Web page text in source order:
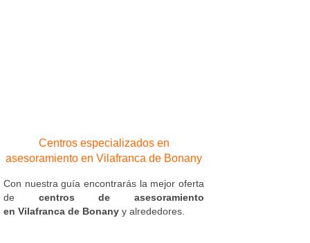
Centros especializados en
asesoramiento en Vilafranca de Bonany
Con nuestra guía encontrarás la mejor oferta
de centros de asesoramiento
en Vilafranca de Bonany y alrededores.